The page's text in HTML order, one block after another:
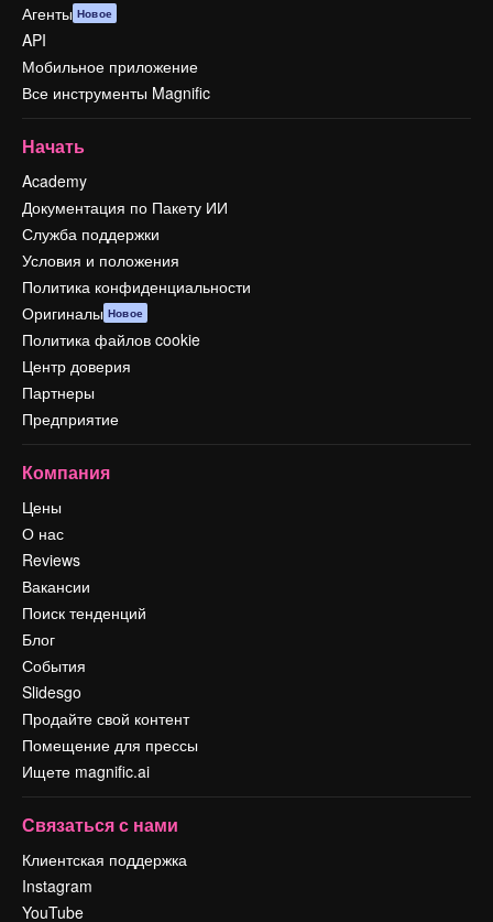
Агенты Новое
API
Мобильное приложение
Все инструменты Magnific
Начать
Academy
Документация по Пакету ИИ
Служба поддержки
Условия и положения
Политика конфиденциальности
Оригиналы Новое
Политика файлов cookie
Центр доверия
Партнеры
Предприятие
Компания
Цены
О нас
Reviews
Вакансии
Поиск тенденций
Блог
События
Slidesgo
Продайте свой контент
Помещение для прессы
Ищете magnific.ai
Связаться с нами
Клиентская поддержка
Instagram
YouTube